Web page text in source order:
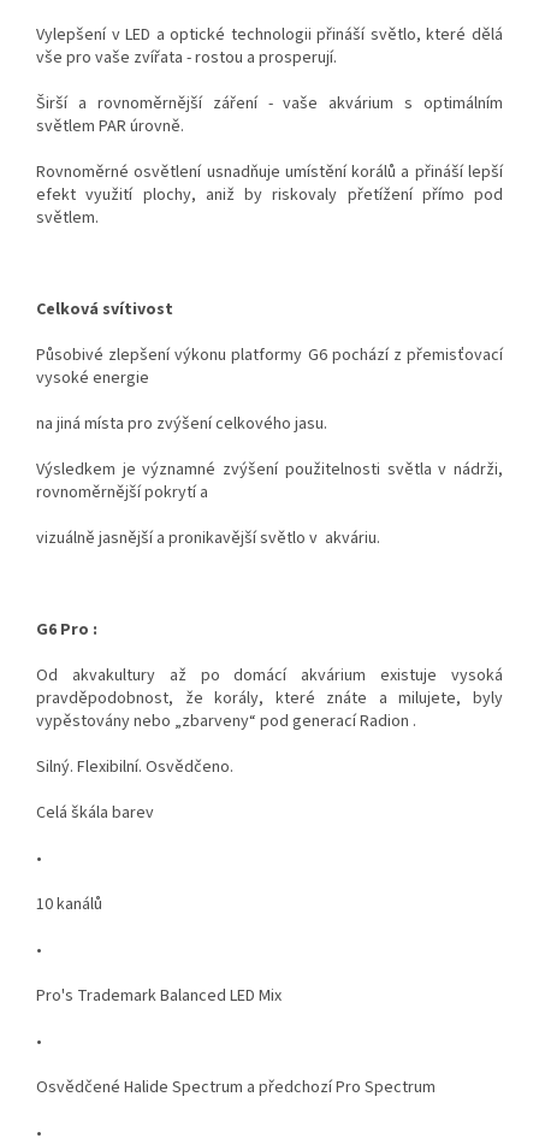
Vylepšení v LED a optické technologii přináší světlo, které dělá
vše pro vaše zvířata - rostou a prosperují.
Širší a rovnoměrnější záření - vaše akvárium s optimálním
světlem PAR úrovně.
Rovnoměrné osvětlení usnadňuje umístění korálů a přináší lepší
efekt využití plochy, aniž by riskovaly přetížení přímo pod
světlem.
Celková svítivost
Působivé zlepšení výkonu platformy G6 pochází z přemisťovací
vysoké energie
na jiná místa pro zvýšení celkového jasu.
Výsledkem je významné zvýšení použitelnosti světla v nádrži,
rovnoměrnější pokrytí a
vizuálně jasnější a pronikavější světlo v akváriu.
G6 Pro :
Od akvakultury až po domácí akvárium existuje vysoká
pravděpodobnost, že korály, které znáte a milujete, byly
vypěstovány nebo „zbarveny“ pod generací Radion .
Silný. Flexibilní. Osvědčeno.
Celá škála barev
•
10 kanálů
•
Pro's Trademark Balanced LED Mix
•
Osvědčené Halide Spectrum a předchozí Pro Spectrum